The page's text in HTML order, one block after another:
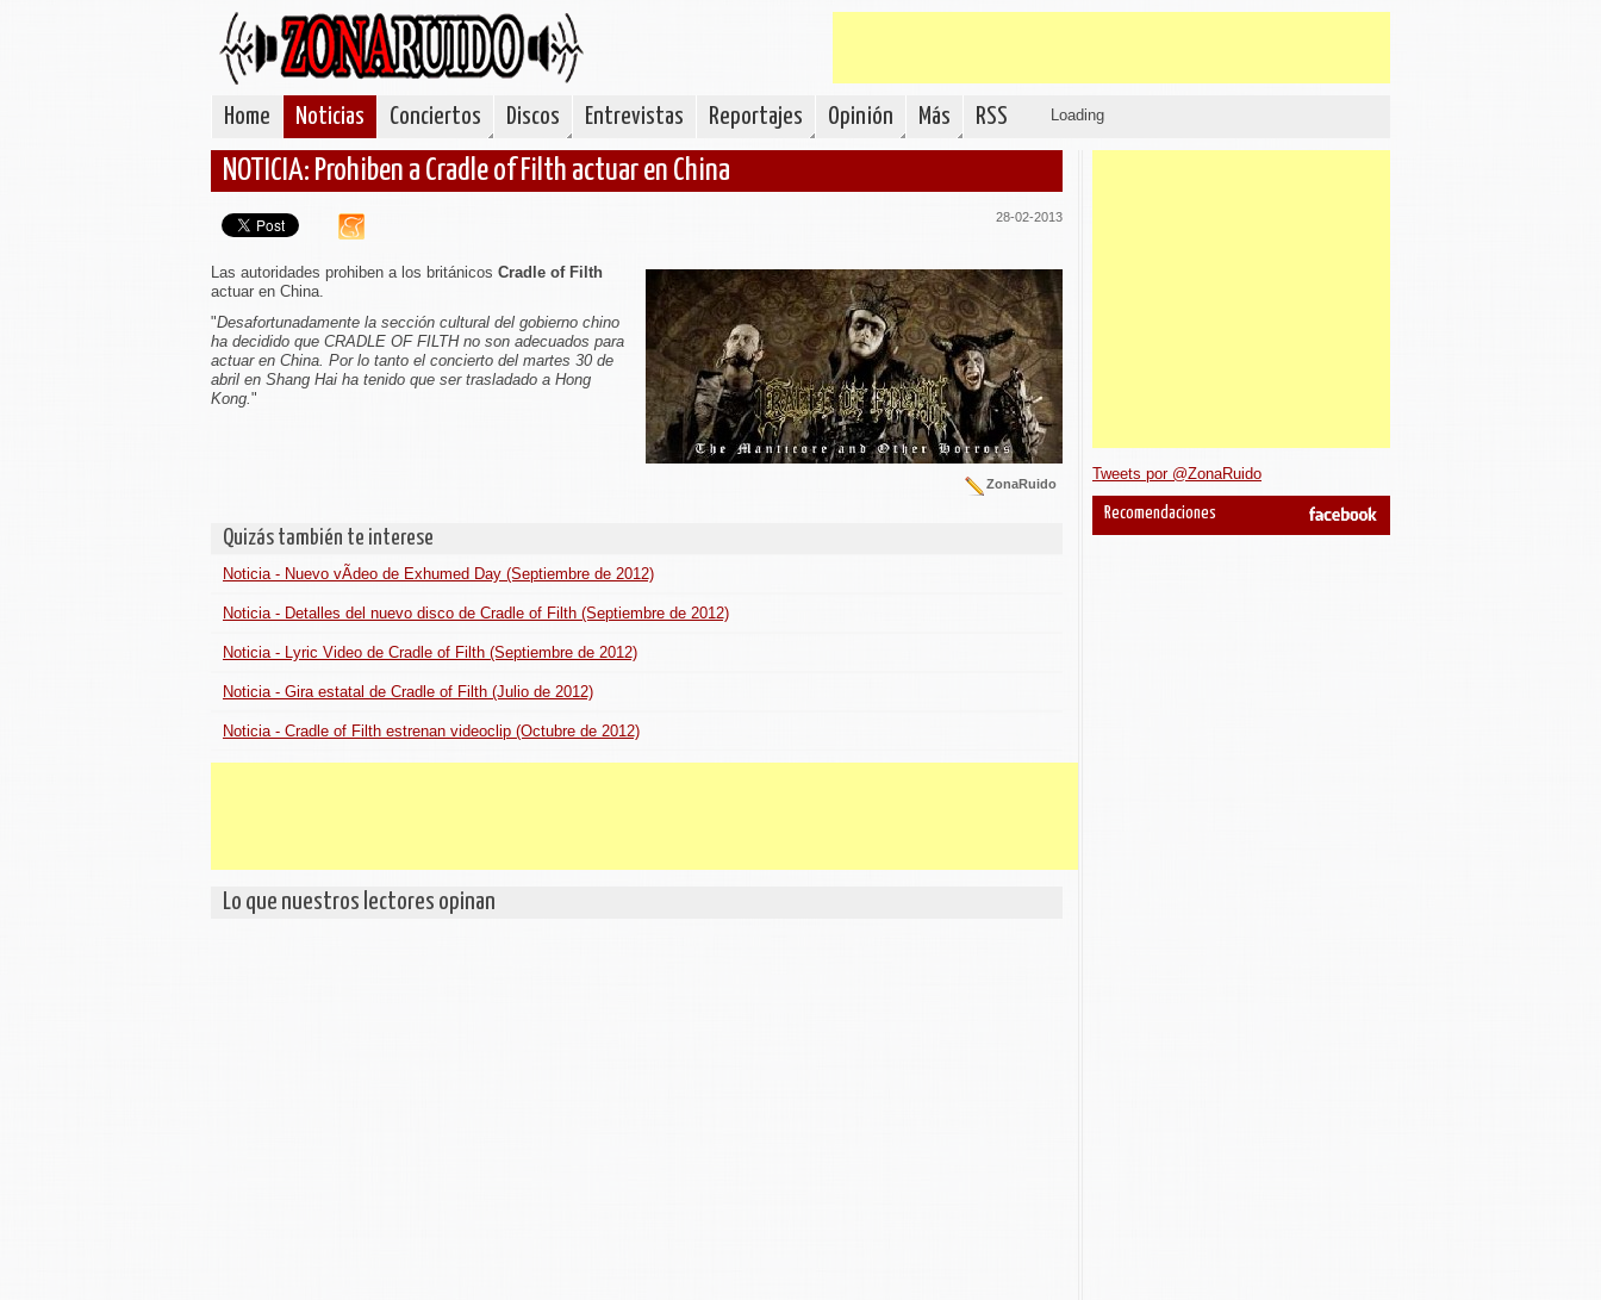
Home Noticias Conciertos Discos Entrevistas Reportajes Opinión Más RSS Loading
NOTICIA: Prohiben a Cradle of Filth actuar en China
28-02-2013
Las autoridades prohiben a los británicos Cradle of Filth
actuar en China.
"Desafortunadamente la sección cultural del gobierno chino
ha decidido que CRADLE OF FILTH no son adecuados para
actuar en China. Por lo tanto el concierto del martes 30 de
abril en Shang Hai ha tenido que ser trasladado a Hong
Kong."
ZonaRuido
Quizás también te interese
Noticia - Nuevo vÃ­deo de Exhumed Day (Septiembre de 2012)
Noticia - Detalles del nuevo disco de Cradle of Filth (Septiembre de 2012)
Noticia - Lyric Video de Cradle of Filth (Septiembre de 2012)
Noticia - Gira estatal de Cradle of Filth (Julio de 2012)
Noticia - Cradle of Filth estrenan videoclip (Octubre de 2012)
Lo que nuestros lectores opinan
Tweets por @ZonaRuido
Recomendaciones